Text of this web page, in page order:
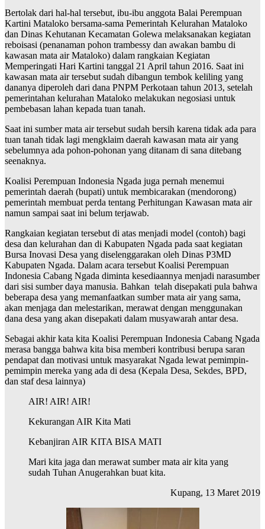
Bertolak dari hal-hal tersebut, ibu-ibu anggota Balai Perempuan
Kartini Mataloko bersama-sama Pemerintah Kelurahan Mataloko
dan Dinas Kehutanan Kecamatan Golewa melaksanakan kegiatan
reboisasi (penanaman pohon trambessy dan awakan bambu di
kawasan mata air Mataloko) dalam rangkaian Kegiatan
Memperingati Hari Kartini tanggal 21 April tahun 2016. Saat ini
kawasan mata air tersebut sudah dibangun tembok keliling yang
dananya diperoleh dari dana PNPM Perkotaan tahun 2013, setelah
pemerintahan kelurahan Mataloko melakukan negosiasi untuk
pembebasan lahan kepada tuan tanah.
Saat ini sumber mata air tersebut sudah bersih karena tidak ada para
tuan tanah tidak lagi mengklaim daerah kawasan mata air yang
sebelumnya ada pohon-pohonan yang ditanam di sana ditebang
seenaknya.
Koalisi Perempuan Indonesia Ngada juga pernah menemui
pemerintah daerah (bupati) untuk membicarakan (mendorong)
pemerintah membuat perda tentang Perhitungan Kawasan mata air
namun sampai saat ini belum terjawab.
Rangkaian kegiatan tersebut di atas menjadi model (contoh) bagi
desa dan kelurahan dan di Kabupaten Ngada pada saat kegiatan
Bursa Inovasi Desa yang diselenggarakan oleh Dinas P3MD
Kabupaten Ngada. Dalam acara tersebut Koalisi Perempuan
Indonesia Cabang Ngada diminta kesediaannya menjadi narasumber
dari sisi sumber daya manusia. Bahkan telah disepakati pula bahwa
beberapa desa yang memanfaatkan sumber mata air yang sama,
akan menjaga dan melestarikan, merawat dengan menggunakan
dana desa yang akan disepakati dalam musyawarah antar desa.
Sebagai akhir kata kita Koalisi Perempuan Indonesia Cabang Ngada
merasa bangga bahwa kita bisa memberi kontribusi berupa saran
pendapat dan motivasi untuk masyarakat Ngada lewat pemimpin-
pemimpin mereka yang ada di desa (Kepala Desa, Sekdes, BPD,
dan staf desa lainnya)
AIR! AIR! AIR!
Kekurangan AIR Kita Mati
Kebanjiran AIR KITA BISA MATI
Mari kita jaga dan merawat sumber mata air kita yang
sudah Tuhan Anugerahkan buat kita.
Kupang, 13 Maret 2019